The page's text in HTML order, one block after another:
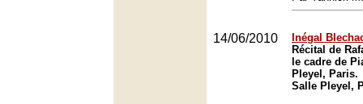
14/06/2010
Inégal
Récital de
le cadre de
Pleyel, Paris.
Salle Pleyel,